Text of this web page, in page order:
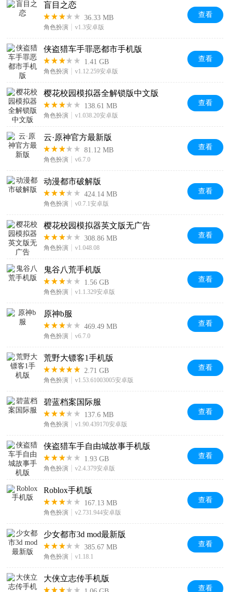
盲目之恋
36.33 MB
角色扮演 v1.3安卓版
查看
侠盗猎车手罪恶都市手机版
1.41 GB
角色扮演 v1.12.259安卓版
查看
樱花校园模拟器全解锁版中文版
138.61 MB
角色扮演 v1.038.20安卓版
查看
云·原神官方最新版
81.12 MB
角色扮演 v6.7.0
查看
动漫都市破解版
424.14 MB
角色扮演 v0.7.1安卓版
查看
樱花校园模拟器英文版无广告
308.86 MB
角色扮演 v1.048.08
查看
鬼谷八荒手机版
1.56 GB
角色扮演 v1.1.329安卓版
查看
原神b服
469.49 MB
角色扮演 v6.7.0
查看
荒野大镖客1手机版
2.71 GB
角色扮演 v1.53.61003005安卓版
查看
碧蓝档案国际服
137.6 MB
角色扮演 v1.90.439170安卓版
查看
侠盗猎车手自由城故事手机版
1.93 GB
角色扮演 v2.4.379安卓版
查看
Roblox手机版
167.13 MB
角色扮演 v2.731.944安卓版
查看
少女都市3d mod最新版
385.67 MB
角色扮演 v1.18.1
查看
大侠立志传手机版
查看